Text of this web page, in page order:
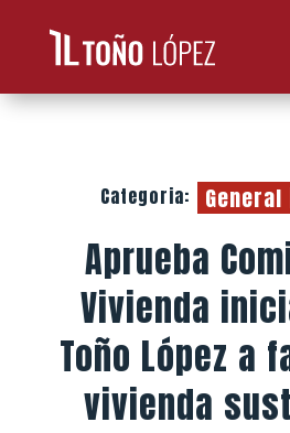
Categoria: General
Aprueba
Vivienda
Toño López a
vivienda